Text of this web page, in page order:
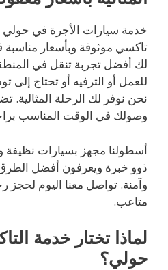
خدمة سيارات الأجرة في
تاكسي موثوقة وبأسعار
لك أفضل تجربة تنقل في
للعمل أو الترفيه أو تحتاج إلى
نحن نوفر لك الرحلة
وصولك في الوقت المناسب
أسطولنا مجهز بسيارات نظيفة
ذوو خبرة ويعرفون أفضل
وآمنة. تواصل معنا اليوم لحجز
متاعب.
لماذا تختار خدمة
حولي؟